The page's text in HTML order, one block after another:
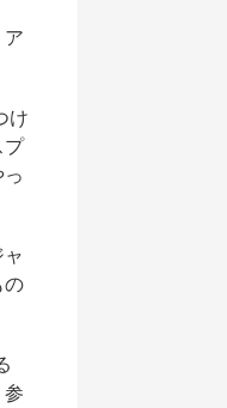
け
プ
の